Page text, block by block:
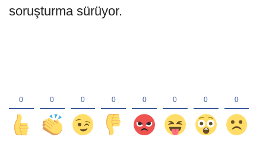
soruşturma sürüyor.